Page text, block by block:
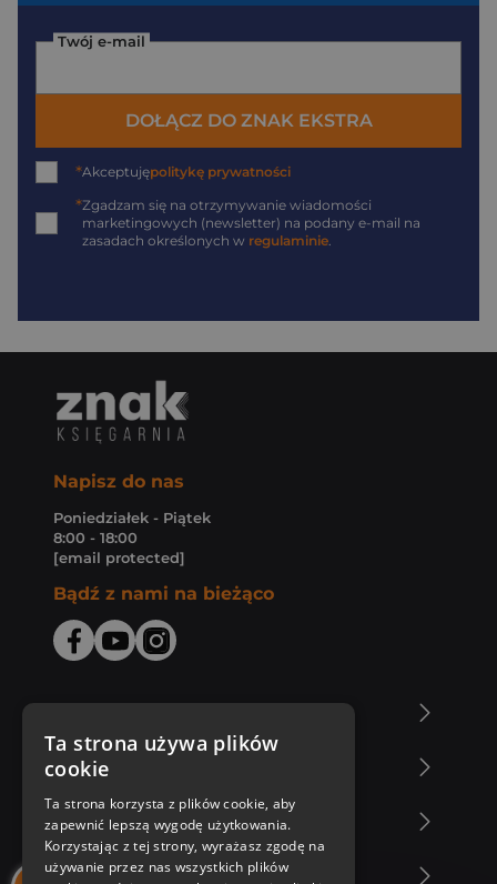
Twój e-mail
DOŁĄCZ DO ZNAK EKSTRA
*Akceptujępolitykę prywatności
*Zgadzam się na otrzymywanie wiadomości
marketingowych (newsletter) na podany e-mail na
zasadach określonych w regulaminie
Napisz do nas
Poniedziałek - Piątek
8:00 - 18:00
[email protected]
Bądź z nami na bieżąco
Zakupy u nas
Nasza oferta
Nasi autorzy
Ta strona używa plików
cookie
Ta strona korzysta z plików cookie, aby
zapewnić lepszą wygodę użytkowania.
Korzystając z tej strony, wyrażasz zgodę na
używanie przez nas wszystkich plików